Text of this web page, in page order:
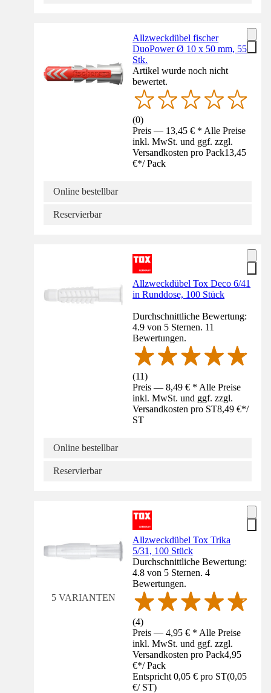
Allzweckdübel fischer
DuoPower Ø 10 x 50 mm, 55
Stk.
Artikel wurde noch nicht
bewertet.
(0)
Preis — 13,45 € * Alle Preise
inkl. MwSt. und ggf. zzgl.
Versandkosten pro Pack13,45
€*/ Pack
Online bestellbar
Reservierbar
Allzweckdübel Tox Deco 6/41
in Runddose, 100 Stück
Durchschnittliche Bewertung:
4.9 von 5 Sternen. 11
Bewertungen.
(11)
Preis — 8,49 € * Alle Preise
inkl. MwSt. und ggf. zzgl.
Versandkosten pro ST8,49 €*/
ST
Online bestellbar
Reservierbar
5 VARIANTEN
Allzweckdübel Tox Trika
5/31, 100 Stück
Durchschnittliche Bewertung:
4.8 von 5 Sternen. 4
Bewertungen.
(4)
Preis — 4,95 € * Alle Preise
inkl. MwSt. und ggf. zzgl.
Versandkosten pro Pack4,95
€*/ Pack
Entspricht 0,05 € pro ST(0,05
€/ ST)